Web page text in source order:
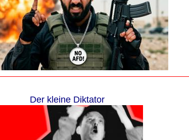
Der kleine Diktator